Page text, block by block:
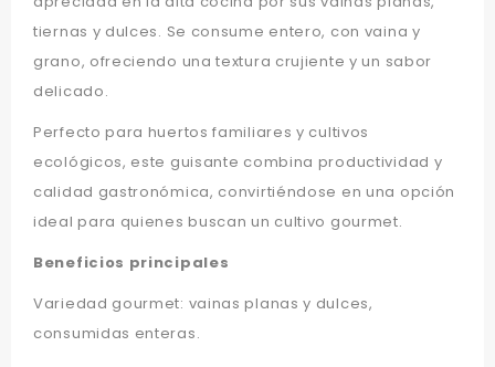
tiernas y dulces. Se consume entero, con vaina y
grano, ofreciendo una textura crujiente y un sabor
delicado.
Perfecto para huertos familiares y cultivos
ecológicos, este guisante combina productividad y
calidad gastronómica, convirtiéndose en una opción
ideal para quienes buscan un cultivo gourmet.
Beneficios principales
Variedad gourmet: vainas planas y dulces,
consumidas enteras.